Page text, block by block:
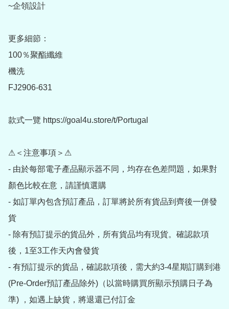
~企領設計
更多細節：
100％聚酯纖維
機洗
FJ2906-631
款式一覽 https://goal4u.store/t/Portugal
⚠＜注意事項＞⚠
- 由於每部電子產品顯示器不同，均存在色差問題，如果對
顏色比較在意，請謹慎選購
- 如訂單內包含預訂產品，訂單將於所有貨品到齊後一併發
貨
- 除有預訂提示的貨品外，所有貨品均有現貨。確認款項
後，1至3工作天內會發貨
- 有預訂提示的貨品，確認款項後，需大約3-4星期訂購到港
(Pre-Order預訂產品除外)（以當時購買所顯示預購日子為
準) ，如遇上缺貨，將退還已付訂金